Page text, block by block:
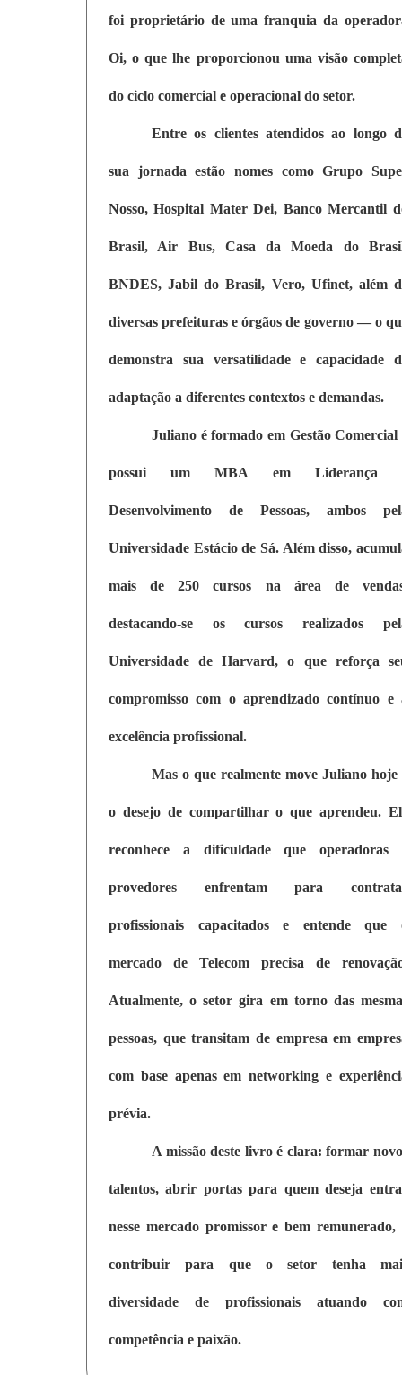
foi proprietário de uma franquia da
Oi, o que lhe proporcionou uma visão
do ciclo comercial e operacional do setor.
Entre os clientes atendidos ao longo
sua jornada estão nomes como Grupo
Nosso, Hospital Mater Dei, Banco Mercantil
Brasil, Air Bus, Casa da Moeda do
BNDES, Jabil do Brasil, Vero, Ufinet, além
diversas prefeituras e órgãos de governo — o
demonstra sua versatilidade e capacidade
adaptação a diferentes contextos e demandas.
Juliano é formado em Gestão Comercial
possui um MBA em Liderança
Desenvolvimento de Pessoas, ambos
Universidade Estácio de Sá. Além disso,
mais de 250 cursos na área de
destacando-se os cursos realizados
Universidade de Harvard, o que reforça
compromisso com o aprendizado contínuo e
excelência profissional.
Mas o que realmente move Juliano hoje
o desejo de compartilhar o que aprendeu.
reconhece a dificuldade que operadoras
provedores enfrentam para
profissionais capacitados e entende que
mercado de Telecom precisa de
Atualmente, o setor gira em torno das
pessoas, que transitam de empresa em
com base apenas em networking e
prévia.
A missão deste livro é clara: formar
talentos, abrir portas para quem deseja
nesse mercado promissor e bem remunerado,
contribuir para que o setor tenha
diversidade de profissionais atuando
competência e paixão.